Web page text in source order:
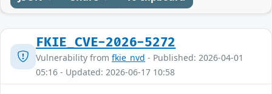
FKIE_CVE-2026-5272
Vulnerability from fkie_nvd - Published: 2026-04-01
05:16 - Updated: 2026-06-17 10:58